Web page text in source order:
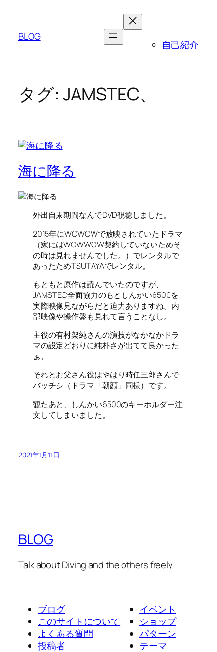
BLOG
自己紹介
タグ: JAMSTEC、
海に降る
外出自粛期間なんでDVD視聴しました。
2015年にWOWOWで放映されていたドラマ
（家にはWOWWOW契約していないためそ
の時は見れませんでした。）でレンタルで
あったためTSUTAYAでレンタル。
もともと原作は読んでいたのですが、
JAMSTEC全面協力のもとしんかい6500を
実際映像見ながらだと迫力ありますね。内
部映像や操作盤も見れて言うことなし。
主役の有村架純さんの演技がなかなかドラ
マの設定どおりに純朴さが出てて良かった
ぁ。
それとお父さん役はやはり時任三郎さんで
バッチシ（ドラマ「朝顔」同様）です。
観たあと、しんかい6500のキーホルダー注
文してしまいました。
2021年1月11日
BLOG
Talk about Diving and the others freely
ブログ
このサイトについて
よくある質問
投稿者
イベント
ショップ
パターン
テーマ